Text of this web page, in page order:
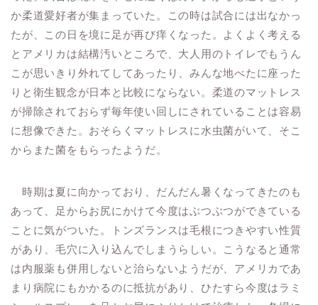
か柔道愛好者が集まっていた。この時は試合には出なかっ
たが、この日を境に足が再び痒くなった。よくよく考える
とアメリカは結構汚いところで、大人用のトイレでもうん
こが思いきり外れてしてあったり、みんな地べたに座った
りと衛生観念が日本と比較にならない。柔道のマットレス
が掃除されておらず毎年使い回しにされていることは容易
に想像できた。おそらくマットレスに水虫菌がいて、そこ
からまた菌をもらったようだ。
時期は夏に向かっており、だんだん暑くなってきたのも
あって、足からお尻にかけて今度はぶつぶつができている
ことに気がついた。トンズランスは毛根につきやすい性質
があり、毛穴に入り込んでしまうらしい。こうなると通常
は内服薬も併用しないと治らないようだが、アメリカであ
まり病院にもかかるのに抵抗があり、ひたすら今度はラミ